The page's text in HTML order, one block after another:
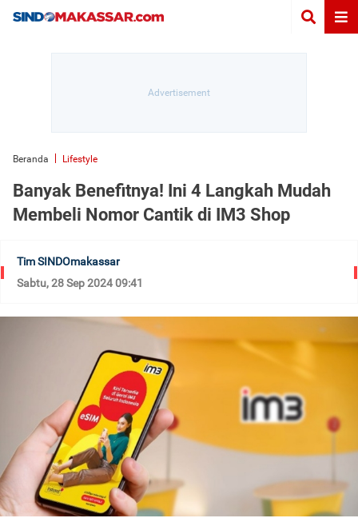
Beranda Lifestyle
Banyak Benefitnya! Ini 4 Langkah Mudah
Membeli Nomor Cantik di IM3 Shop
Tim SINDOmakassar
Sabtu, 28 Sep 2024 09:41